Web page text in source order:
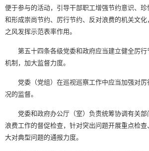
便于参与的活动，引导干部职工增强节约意识、
和形成崇尚节约、厉行节约、反对浪费的机关文
之风发挥示范表率作用。
第五十四条各级党委和政府应当建立健全厉行
机制，加大监督力度。
党委（党组）在巡视巡察工作中应当加强对厉
况的监督。
党委和政府办公厅（室）负责统筹协调有关部
浪费工作的督促检查，针对突出问题开展重点检
大对典型问题的通报力度。